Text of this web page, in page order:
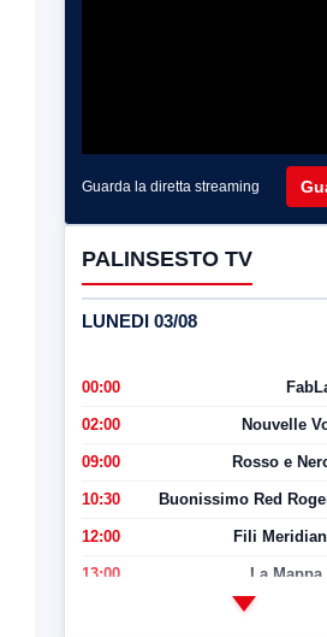
Guarda la diretta streaming
PALINSESTO TV
LUNEDI 03/08
00:00
02:00 Nouvelle
09:00 Rosso e
10:30 Buonissimo Red
12:00 Fili
13:00 La